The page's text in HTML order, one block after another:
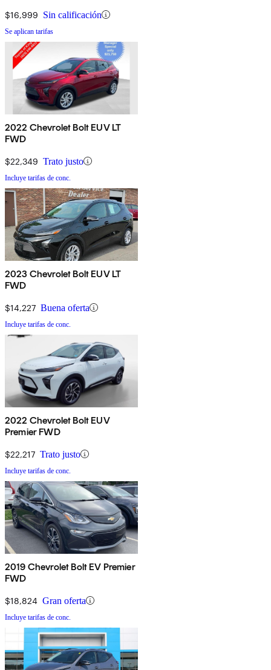
$16,999 Sin calificación
Se aplican tarifas
2022 Chevrolet Bolt EUV LT
FWD
$22,349 Trato justo
Incluye tarifas de conc.
2023 Chevrolet Bolt EUV LT
FWD
$14,227 Buena oferta
Incluye tarifas de conc.
2022 Chevrolet Bolt EUV
Premier FWD
$22,217 Trato justo
Incluye tarifas de conc.
2019 Chevrolet Bolt EV Premier
FWD
$18,824 Gran oferta
Incluye tarifas de conc.